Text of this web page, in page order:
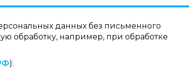
данных без письменного
обработку, например, при обработке
):